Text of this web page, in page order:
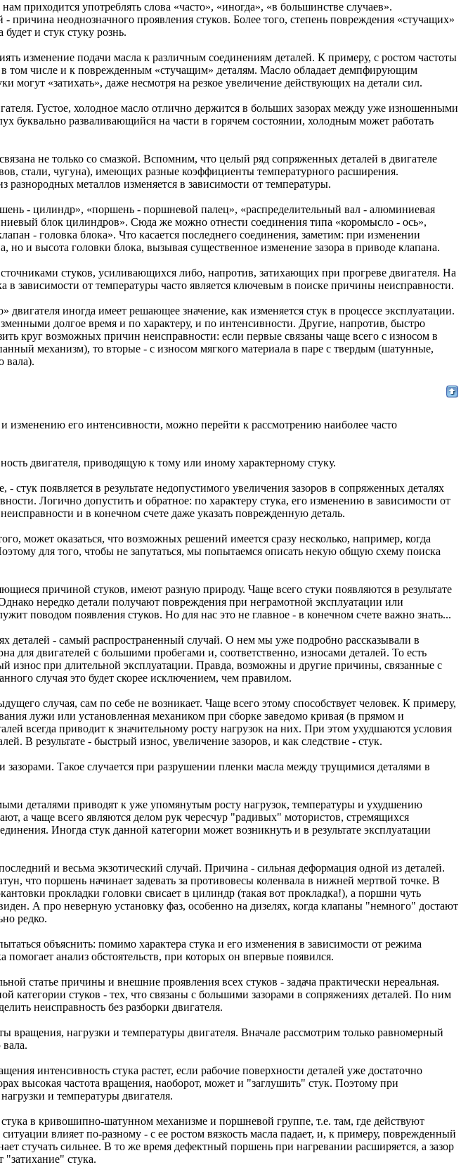
приходится употреблять слова «часто», «иногда», «в большинстве случаев».
причина неоднозначного проявления стуков. Более того, степень повреждения «стучащих»
и стук стуку рознь.
изменение подачи масла к различным соединениям деталей. К примеру, с ростом частоты
в том числе и к поврежденным «стучащим» деталям. Масло обладает демпфирующим
могут «затихать», даже несмотря на резкое увеличение действующих на детали сил.
Густое, холодное масло отлично держится в больших зазорах между уже изношенными
буквально разваливающийся на части в горячем состоянии, холодным может работать
не только со смазкой. Вспомним, что целый ряд сопряженных деталей в двигателе
стали, чугуна), имеющих разные коэффициенты температурного расширения.
разнородных металлов изменяется в зависимости от температуры.
- цилиндр», «поршень - поршневой палец», «распределительный вал - алюминиевая
блок цилиндров». Сюда же можно отнести соединения типа «коромысло - ось»,
- головка блока». Что касается последнего соединения, заметим: при изменении
но и высота головки блока, вызывая существенное изменение зазора в приводе клапана.
стуков, усиливающихся либо, напротив, затихающих при прогреве двигателя. На
в зависимости от температуры часто является ключевым в поиске причины неисправности.
иногда имеет решающее значение, как изменяется стук в процессе эксплуатации.
долгое время и по характеру, и по интенсивности. Другие, напротив, быстро
круг возможных причин неисправности: если первые связаны чаще всего с износом в
механизм), то вторые - с износом мягкого материала в паре с твердым (шатунные,
вала).
изменению его интенсивности, можно перейти к рассмотрению наиболее часто
двигателя, приводящую к тому или иному характерному стуку.
появляется в результате недопустимого увеличения зазоров в сопряженных деталях
Логично допустить и обратное: по характеру стука, его изменению в зависимости от
и в конечном счете даже указать поврежденную деталь.
может оказаться, что возможных решений имеется сразу несколько, например, когда
для того, чтобы не запутаться, мы попытаемся описать некую общую схему поиска
причиной стуков, имеют разную природу. Чаще всего стуки появляются в результате
нередко детали получают повреждения при неграмотной эксплуатации или
поводом появления стуков. Но для нас это не главное - в конечном счете важно знать...
деталей - самый распространенный случай. О нем мы уже подробно рассказывали в
для двигателей с большими пробегами и, соответственно, износами деталей. То есть
износ при длительной эксплуатации. Правда, возможны и другие причины, связанные с
случая это будет скорее исключением, чем правилом.
случая, сам по себе не возникает. Чаще всего этому способствует человек. К примеру,
лужи или установленная механиком при сборке заведомо кривая (в прямом и
всегда приводит к значительному росту нагрузок на них. При этом ухудшаются условия
В результате - быстрый износ, увеличение зазоров, и как следствие - стук.
Такое случается при разрушении пленки масла между трущимися деталями в
деталями приводят к уже упомянутым росту нагрузок, температуры и ухудшению
а чаще всего являются делом рук чересчур "радивых" мотористов, стремящихся
Иногда стук данной категории может возникнуть и в результате эксплуатации
и весьма экзотический случай. Причина - сильная деформация одной из деталей.
что поршень начинает задевать за противовесы коленвала в нижней мертвой точке. В
прокладки головки свисает в цилиндр (такая вот прокладка!), а поршни чуть
А про неверную установку фаз, особенно на дизелях, когда клапаны "немного" достают
редко.
объяснить: помимо характера стука и его изменения в зависимости от режима
анализ обстоятельств, при которых он впервые появился.
статье причины и внешние проявления всех стуков - задача практически нереальная.
категории стуков - тех, что связаны с большими зазорами в сопряжениях деталей. По ним
неисправность без разборки двигателя.
вращения, нагрузки и температуры двигателя. Вначале рассмотрим только равномерный
интенсивность стука растет, если рабочие поверхности деталей уже достаточно
высокая частота вращения, наоборот, может и "заглушить" стук. Поэтому при
и температуры двигателя.
в кривошипно-шатунном механизме и поршневой группе, т.е. там, где действуют
влияет по-разному - с ее ростом вязкость масла падает, и, к примеру, поврежденный
стучать сильнее. В то же время дефектный поршень при нагревании расширяется, а зазор
стука.